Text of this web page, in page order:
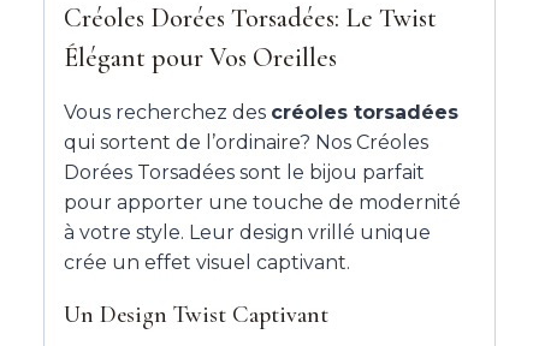
Créoles Dorées Torsadées: Le Twist
Élégant pour Vos Oreilles
Vous recherchez des créoles torsadées
qui sortent de l’ordinaire? Nos Créoles
Dorées Torsadées sont le bijou parfait
pour apporter une touche de modernité
à votre style. Leur design vrillé unique
crée un effet visuel captivant.
Un Design Twist Captivant